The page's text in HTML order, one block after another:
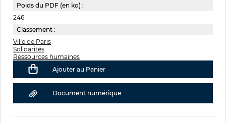
Poids du PDF (en ko) :
246
Classement :
Ville de Paris
Solidarités
Ressources humaines
Ajouter au Panier
Document numérique